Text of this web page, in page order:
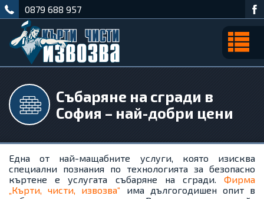
0879 688 957
Събаряне на сгради в
София – най-добри цени
Една от най-мащабните услуги, която изисква
специални познания по технологията за безопасно
къртене е услугата събаряне на сгради. Фирма
„Кърти, чисти, извозва“ има дългогодишен опит в